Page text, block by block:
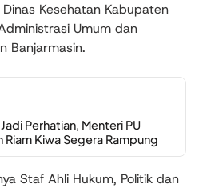
Kesehatan Kabupaten
Umum dan
Banjarmasin.
Perhatian, Menteri PU
Kiwa Segera Rampung
Staf Ahli Hukum, Politik dan